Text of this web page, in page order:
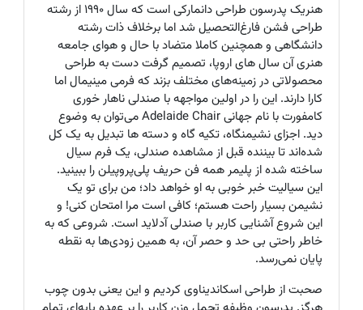
هنریک پدرسون طراحی دانمارکی است که سال 1990 از رشته
طراحی فشن فارغ‌التحصیل شد اما برخلاف ذات رشته
دانشگاهی و همچنین کاملا متضاد با حال و هوای جامعه
هنری آن سال های اروپا، تصمیم گرفت دست به طراحی
محصولاتی در زمینه‌های مختلف بزند که فرمی مینیمال اما
کارا دارند. این را در اولین مواجهه با صندلی ناهار خوری
کامفورت با نام جهانیAdelaide Chairمی‌توان به وضوع
دید. اجزای نشیمنگاه، تکیه گاه و دسته ها تبدیل به یک کل
شده‌اند تا بیننده قبل از مشاهده صندلی، یک فرم سیال
ساخته شده از پلیمر همه فن حریف پلی‌پروپیلن را ببینید.
این سیالیت خبر خوبی به او خواهد داد؛ من برای تو یک
نشیمن بسیار راحت هستم؛ کافی است مرا امتحان کنی! و
این شروع آشنایی کاربر با صندلی آدلاید است. شروعی که به
خاطر راحتی بی حد و حصر آن، به همین زودی‌ها به نقطه
پایان نمی‌رسد.
صحبت از طراحی اسکاندیناوی کردیم و این یعنی بدون چوب